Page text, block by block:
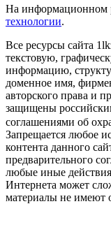
На информационном
технологии.
Все ресурсы сайта
текстовую,
информацию,
доменное имя,
авторского права и
защищены
соглашениями об
Запрещается любое
контента данного
предварительного
любые иные
Интернета может
материалы не имеют